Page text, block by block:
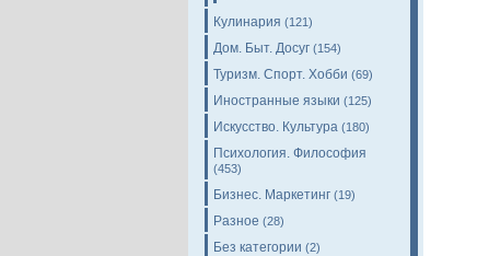
Кулинария (121)
Дом. Быт. Досуг (154)
Туризм. Спорт. Хобби (69)
Иностранные языки (125)
Искусство. Культура (180)
Психология. Философия
(453)
Бизнес. Маркетинг (19)
Разное (28)
Без категории (2)